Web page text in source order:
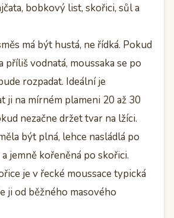
bobkový list, skořici, sůl a
má být hustá, ne řídká. Pokud
příliš vodnatá, moussaka se po
rozpadat. Ideální je
ji na mírném plameni 20 až 30
nezačne držet tvar na lžíci.
být plná, lehce nasládlá po
jemně kořeněná po skořici.
je v řecké moussace typická
ji od běžného masového